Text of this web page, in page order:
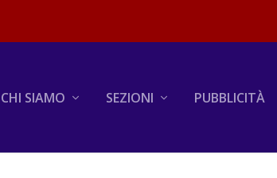
CHI SIAMO SEZIONI PUBBLICITÀ